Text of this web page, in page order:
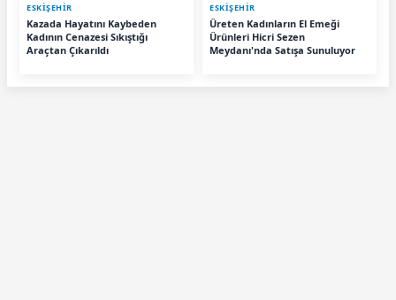
ESKIŞEHIR
Kazada Hayatını Kaybeden
Kadının Cenazesi Sıkıştığı
Araçtan Çıkarıldı
ESKIŞEHIR
Üreten Kadınların El Emeği
Ürünleri Hicri Sezen
Meydanı'nda Satışa Sunuluyor